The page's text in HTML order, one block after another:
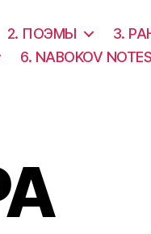
2. ПОЭМЫ
3.
6. NABOKOV NOTES